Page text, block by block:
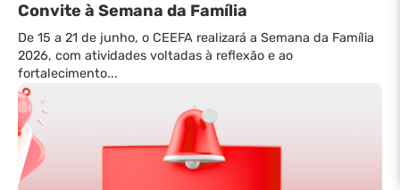
Convite à Semana da Família
De 15 a 21 de junho, o CEEFA realizará a Semana da Família
2026, com atividades voltadas à reflexão e ao
fortalecimento...